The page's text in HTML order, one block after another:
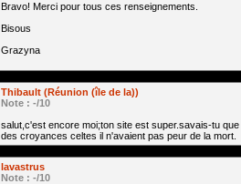
Bravo! Merci pour tous ces renseignements.
Bisous
Grazyna
Thibault (Réunion (île de la))
Note : -/10
salut,c'est encore moi;ton site est super.savais-tu
des croyances celtes il n'avaient pas peur de la mort.
lavastrus
Note : -/10